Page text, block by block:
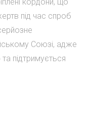
під час спроб
Союзі, адже
підтримується